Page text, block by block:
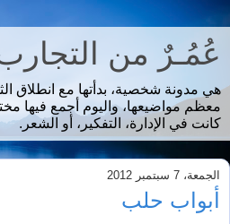
عُمُـرٌ من
هي مدونة شخصية، بدأتها مع انطلاق
معظم مواضيعها، واليوم أجمع فيها
كانت في الإدارة، التفكير، أو الشعر.
الجمعة، 7 سبتمبر 2012
أبواب حلب